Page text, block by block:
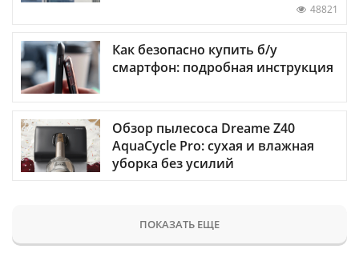
48821
Как безопасно купить б/у
смартфон: подробная инструкция
Обзор пылесоса Dreame Z40
AquaCycle Pro: сухая и влажная
уборка без усилий
ПОКАЗАТЬ ЕЩЕ